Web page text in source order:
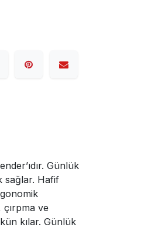
Günlük
sağlar. Hafif
ve
kılar. Günlük